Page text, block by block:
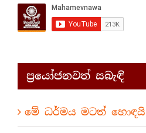
ප්‍රයෝජනවත් සබැඳි
මේ ධර්මය මටත්